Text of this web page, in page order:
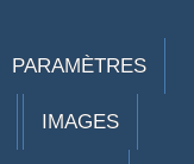
PARAMÈTRES
IMAGES